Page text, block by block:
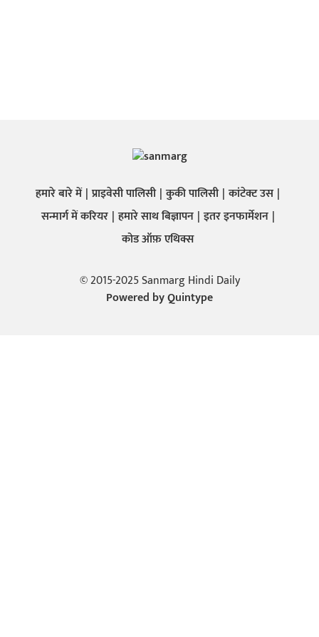
हमारे बारे में प्राइवेसी पालिसी कुकी पालिसी कांटेक्ट उस
सन्मार्ग में करियर हमारे साथ बिज्ञापन इतर इनफार्मेशन
कोड ऑफ़ एथिक्स
© 2015-2025 Sanmarg Hindi Daily
Powered byQuintype